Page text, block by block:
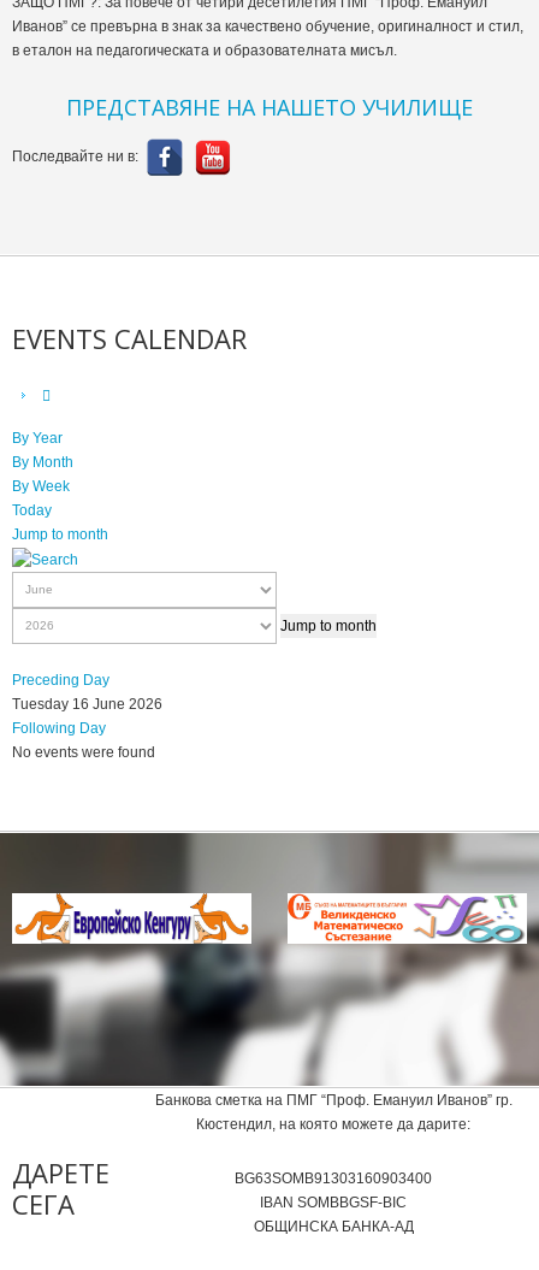
Иванов” се превърна в знак за качествено обучение, оригиналност и стил,
в еталон на педагогическата и образователната мисъл.
ПРЕДСТАВЯНЕ НА НАШЕТО УЧИЛИЩЕ
Последвайте ни в:
EVENTS CALENDAR
By Year
By Month
By Week
Today
Jump to month
Jump to month
Preceding Day
Tuesday 16 June 2026
Following Day
No events were found
ДАРЕТЕ
СЕГА
Банкова сметка на ПМГ “Проф. Емануил Иванов” гр.
Кюстендил, на която можете да дарите:
BG63SOMB91303160903400
IВAN SOMBBGSF-BIC
ОБЩИНСКА БАНКА-АД